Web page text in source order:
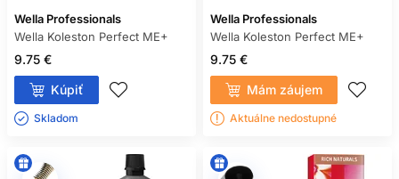
Wella Professionals
Wella Koleston Perfect ME+
9.75 €
Kúpiť
Skladom ㅤ
Wella Professionals
Wella Koleston Perfect ME+
9.75 €
Mám záujem
Aktuálne nedostupné